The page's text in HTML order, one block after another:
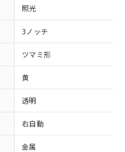
照光
3ノッチ
ツマミ形
黄
透明
右自動
金属